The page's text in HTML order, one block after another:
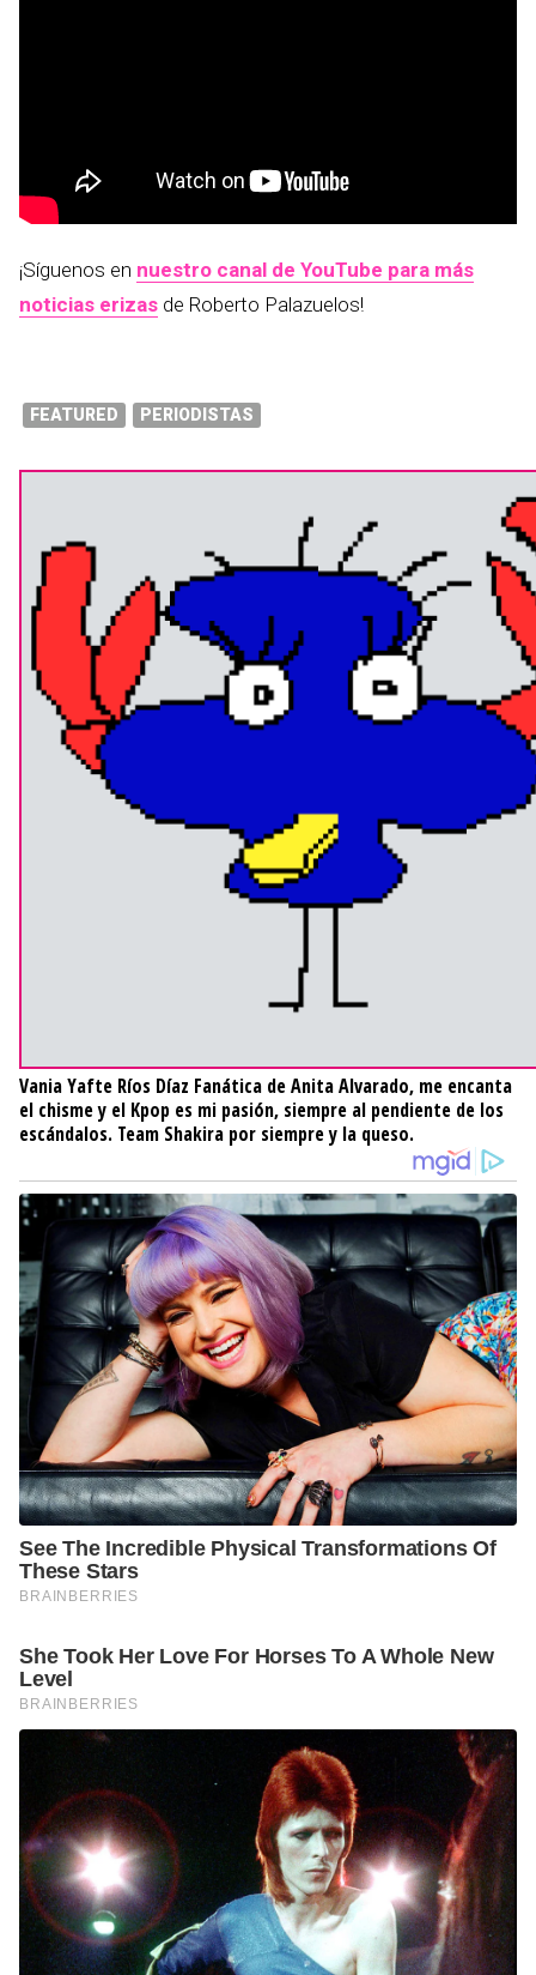
¡Síguenos en nuestro canal de YouTube para más
noticias erizas de Roberto Palazuelos!
FEATURED PERIODISTAS
Vania Yafte Ríos Díaz Fanática de Anita Alvarado, me encanta
el chisme y el Kpop es mi pasión, siempre al pendiente de los
escándalos. Team Shakira por siempre y la queso.